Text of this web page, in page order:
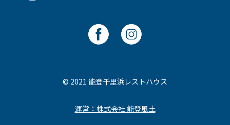
© 2021 能登千里浜レストハウス
運営：株式会社 能登風土